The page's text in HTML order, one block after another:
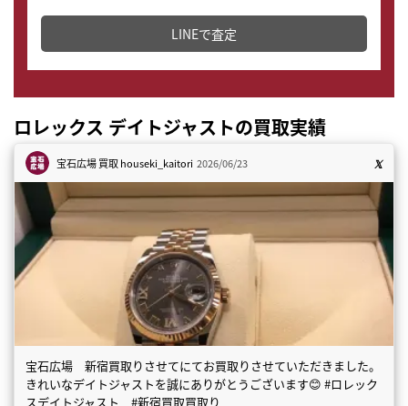
どこからでもすぐに査定金額を知ることが出来ます。
LINEで査定
ロレックス デイトジャストの買取実績
宝石広場 買取houseki_kaitori 2026/06/23
宝石広場 新宿買取りさせてにてお買取りさせていただきました。
きれいなデイトジャストを誠にありがとうございます😊 #ロレック
スデイトジャスト #新宿買取買取り